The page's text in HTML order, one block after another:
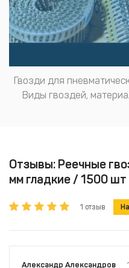
Гвозди для
Виды гвоздей,
Отзывы: Реечные
мм гладкие / 1500
1 отзыв
Александр Александров